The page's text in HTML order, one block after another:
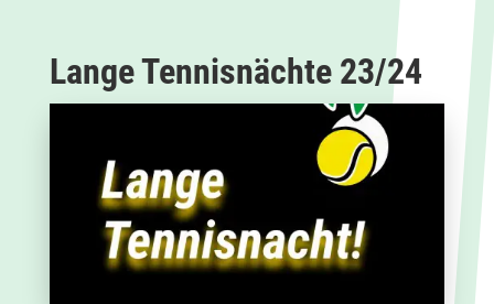
Lange Tennisnächte 23/24